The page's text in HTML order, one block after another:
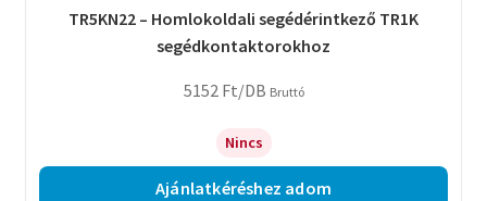
TR5KN22 – Homlokoldali segédérintkező TR1K
segédkontaktorokhoz
5152 Ft/DB Bruttó
Nincs
Ajánlatkéréshez adom